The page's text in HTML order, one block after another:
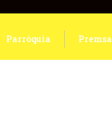
Parròquia Premsa